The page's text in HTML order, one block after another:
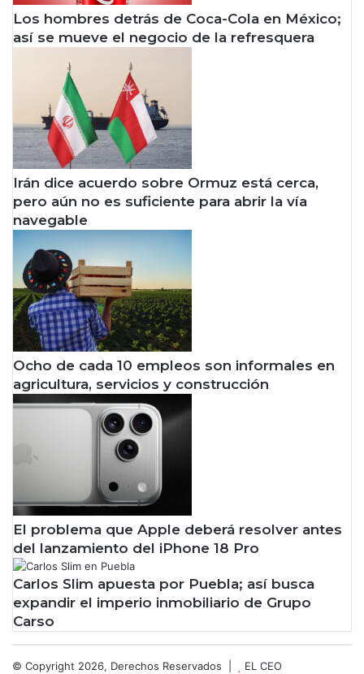
Los hombres detrás de Coca-Cola en México;
así se mueve el negocio de la refresquera
Irán dice acuerdo sobre Ormuz está cerca,
pero aún no es suficiente para abrir la vía
navegable
Ocho de cada 10 empleos son informales en
agricultura, servicios y construcción
El problema que Apple deberá resolver antes
del lanzamiento del iPhone 18 Pro
Carlos Slim apuesta por Puebla; así busca
expandir el imperio inmobiliario de Grupo
Carso
© Copyright 2026, Derechos Reservados |
EL CEO